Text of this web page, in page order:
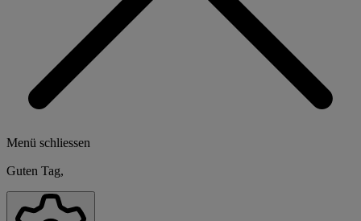
Menü schliessen
Guten Tag,